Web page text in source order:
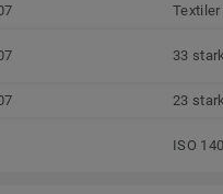
33
23
ISO